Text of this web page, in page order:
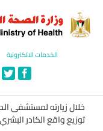
content
الخدمات الالكترونية
خلال زيارته لمستشفى
توزيع واقع الكادر